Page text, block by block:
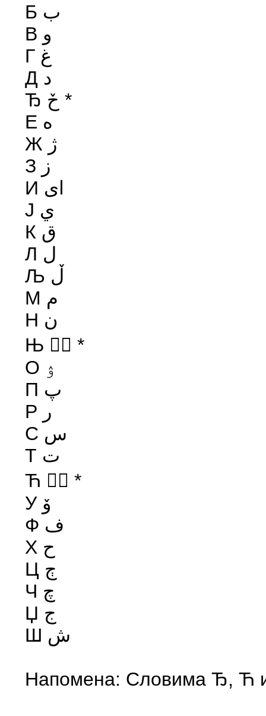
Б ب
В و
Г غ
Д د
Ђ حٚ *
Е ه
Ж ژ
З ز
И اى
Ј ي
К ق
Л ل
Љ ڵ
М م
Н ن
Њ ںٛ *
О ۉ
П پ
Р ر
С س
Т ت
Ћ حٛ *
У ۆ
Ф ف
Х ح
Ц ڄ
Ч چ
Џ ج
Ш ش
Напомена: Словима Ђ, Ћ